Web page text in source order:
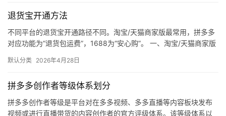
退货宝开通方法
不同平台的退货宝开通路径不同。淘宝/天猫商家版最常用，拼多多
对应功能为“退货包运费”，1688为“安心购”。 一、淘宝/天猫商家版
默认分类 2026年4月28日
拼多多创作者等级体系划分
拼多多创作者等级是平台对在多多视频、多多直播等内容板块发布
视频或进行直播带货的内容创作者的官方评级体系。该等级体系以